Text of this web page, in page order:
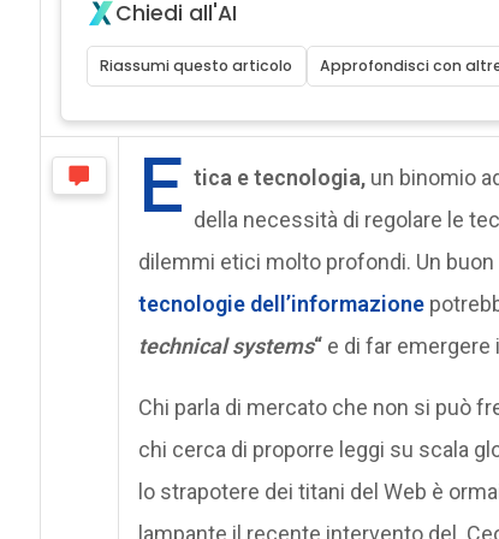
Chiedi all'AI
Riassumi questo articolo Approfondisci con
E tica e tecnologia,un binomio
della necessità di regolare le
dilemmi etici molto profondi. Un
tecnologie dell’informazione
technical systems“e di far emergere
Chi parla di mercato che non si può
chi cerca di proporre leggi su scala
lo strapotere dei titani del Web è
lampante il recente intervento del